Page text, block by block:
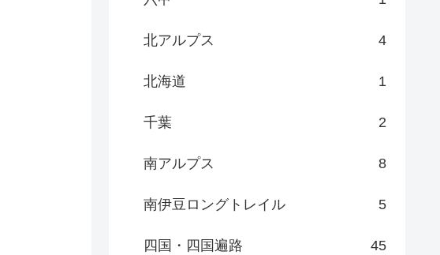
北アルプス 4
北海道 1
千葉 2
南アルプス 8
南伊豆ロングトレイル 5
四国・四国遍路 45